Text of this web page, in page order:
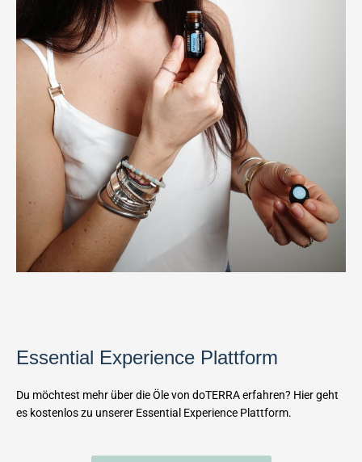
Essential Experience Plattform
Du möchtest mehr über die Öle von doTERRA erfahren? Hier geht
es kostenlos zu unserer Essential Experience Plattform.